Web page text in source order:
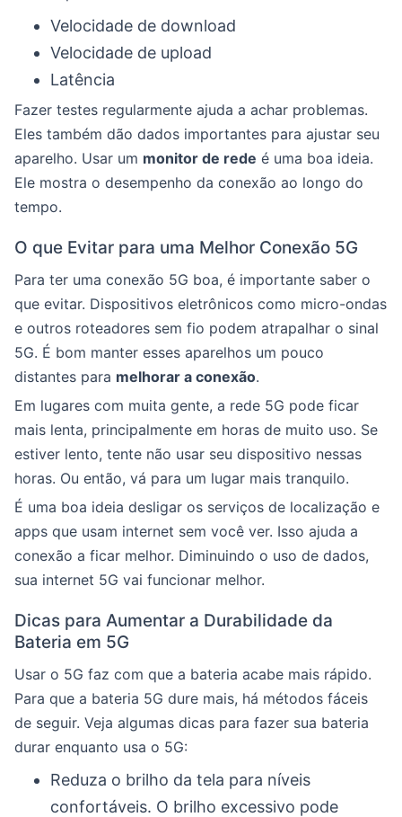
Velocidade de download
Velocidade de upload
Latência
Fazer testes regularmente ajuda a achar problemas.
Eles também dão dados importantes para ajustar seu
aparelho. Usar um monitor de rede é uma boa ideia.
Ele mostra o desempenho da conexão ao longo do
tempo.
O que Evitar para uma Melhor Conexão 5G
Para ter uma conexão 5G boa, é importante saber o
que evitar. Dispositivos eletrônicos como micro-ondas
e outros roteadores sem fio podem atrapalhar o sinal
5G. É bom manter esses aparelhos um pouco
distantes para melhorar a conexão.
Em lugares com muita gente, a rede 5G pode ficar
mais lenta, principalmente em horas de muito uso. Se
estiver lento, tente não usar seu dispositivo nessas
horas. Ou então, vá para um lugar mais tranquilo.
É uma boa ideia desligar os serviços de localização e
apps que usam internet sem você ver. Isso ajuda a
conexão a ficar melhor. Diminuindo o uso de dados,
sua internet 5G vai funcionar melhor.
Dicas para Aumentar a Durabilidade da
Bateria em 5G
Usar o 5G faz com que a bateria acabe mais rápido.
Para que a bateria 5G dure mais, há métodos fáceis
de seguir. Veja algumas dicas para fazer sua bateria
durar enquanto usa o 5G:
Reduza o brilho da tela para níveis
confortáveis. O brilho excessivo pode